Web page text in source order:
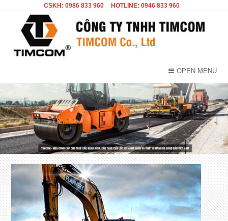
CSKH: 0986 833 960 HOTLINE: 0946 833 960
OPEN MENU